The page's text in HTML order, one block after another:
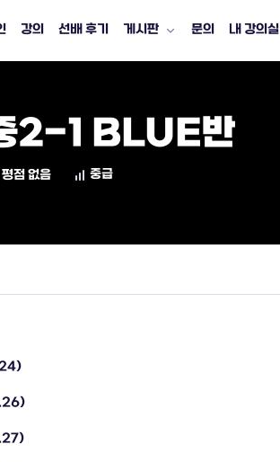
강의 선배 후기 게시판 문의 내 강의실
2-1 BLUE반
점 없음 중급